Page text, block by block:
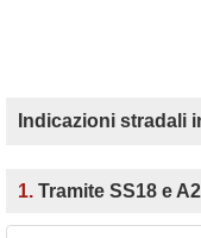
Indicazioni stradali
1. Tramite SS18 e